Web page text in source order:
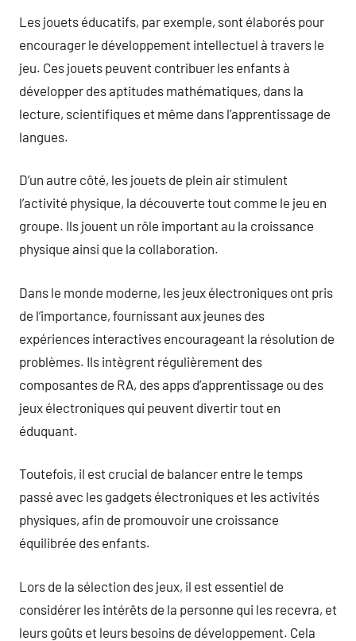
Les jouets éducatifs, par exemple, sont élaborés pour
encourager le développement intellectuel à travers le
jeu. Ces jouets peuvent contribuer les enfants à
développer des aptitudes mathématiques, dans la
lecture, scientifiques et même dans l’apprentissage de
langues.
D’un autre côté, les jouets de plein air stimulent
l’activité physique, la découverte tout comme le jeu en
groupe. Ils jouent un rôle important au la croissance
physique ainsi que la collaboration.
Dans le monde moderne, les jeux électroniques ont pris
de l’importance, fournissant aux jeunes des
expériences interactives encourageant la résolution de
problèmes. Ils intègrent régulièrement des
composantes de RA, des apps d’apprentissage ou des
jeux électroniques qui peuvent divertir tout en
éduquant.
Toutefois, il est crucial de balancer entre le temps
passé avec les gadgets électroniques et les activités
physiques, afin de promouvoir une croissance
équilibrée des enfants.
Lors de la sélection des jeux, il est essentiel de
considérer les intérêts de la personne qui les recevra, et
leurs goûts et leurs besoins de développement. Cela